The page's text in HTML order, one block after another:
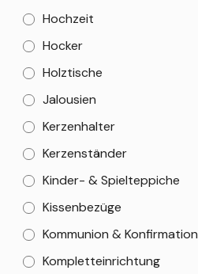
Hochzeit
Hocker
Holztische
Jalousien
Kerzenhalter
Kerzenständer
Kinder- & Spielteppiche
Kissenbezüge
Kommunion & Konfirmation
Kompletteinrichtung